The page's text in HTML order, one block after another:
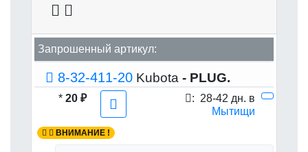
Запрошенный артикул:
8-32-411-20 Kubota - PLUG.
* 20 ₽ : 28-42 дн. в
Мытищи
ВНИМАНИЕ !